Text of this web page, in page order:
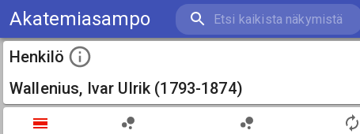
Akatemiasampo
Henkilö
Wallenius, Ivar Ulrik (1793-1874)